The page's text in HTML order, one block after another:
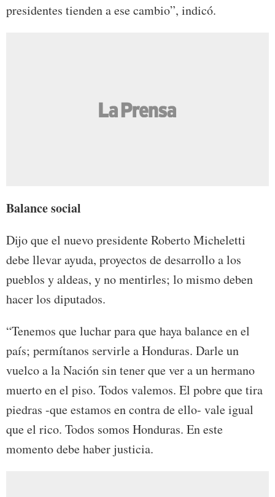
presidentes tienden a ese cambio”, indicó.
Balance social
Dijo que el nuevo presidente Roberto Micheletti
debe llevar ayuda, proyectos de desarrollo a los
pueblos y aldeas, y no mentirles; lo mismo deben
hacer los diputados.
“Tenemos que luchar para que haya balance en el
país; permítanos servirle a Honduras. Darle un
vuelco a la Nación sin tener que ver a un hermano
muerto en el piso. Todos valemos. El pobre que tira
piedras -que estamos en contra de ello- vale igual
que el rico. Todos somos Honduras. En este
momento debe haber justicia.